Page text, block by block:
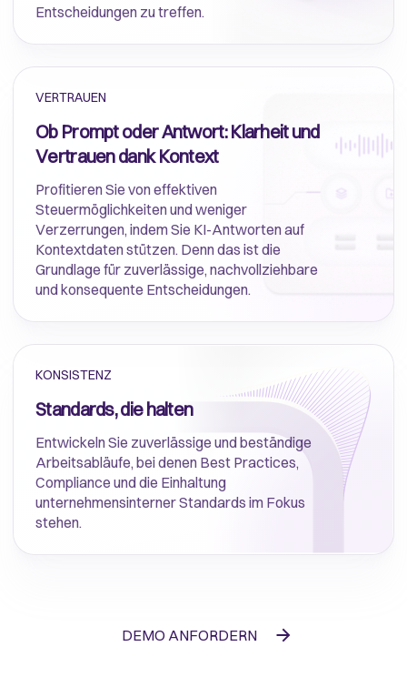
Entscheidungen zu treffen.
VERTRAUEN
Ob Prompt oder Antwort: Klarheit und
Vertrauen dank Kontext
Profitieren Sie von effektiven
Steuermöglichkeiten und weniger
Verzerrungen, indem Sie KI-Antworten auf
Kontextdaten stützen. Denn das ist die
Grundlage für zuverlässige, nachvollziehbare
und konsequente Entscheidungen.
KONSISTENZ
Standards, die halten
Entwickeln Sie zuverlässige und beständige
Arbeitsabläufe, bei denen Best Practices,
Compliance und die Einhaltung
unternehmensinterner Standards im Fokus
stehen.
DEMO ANFORDERN